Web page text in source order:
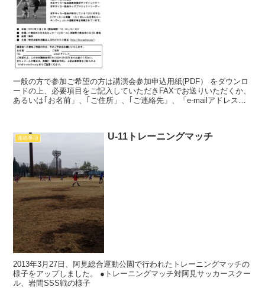
一般の方で参加ご希望の方は講演会参加申込用紙(PDF） をダウンロ
ードの上、必要項目をご記入していただきFAXでお送りいただくか、
あるいは｢お名前」、｢ご住所」、｢ご連絡先」、「e-mailアドレス」
連絡事項 U-11トレーニングマッチ
2013年3月27日、阿見総合運動公園で行われたトレーニングマッチの
様子をアップしました。 ●トレーニングマッチ対阿見サッカースクー
ル、岩間SSS戦の様子